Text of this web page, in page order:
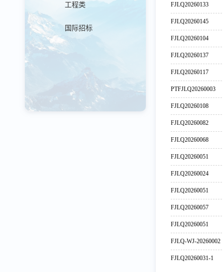
工程类
国际招标
FJLQ20260133
FJLQ20260145
FJLQ20260104
FJLQ20260137
FJLQ20260117
PTFJLQ20260003
FJLQ20260108
FJLQ20260082
FJLQ20260068
FJLQ20260051
FJLQ20260024
FJLQ20260051
FJLQ20260057
FJLQ20260051
FJLQ-WJ-20260002
FJLQ20260031-1